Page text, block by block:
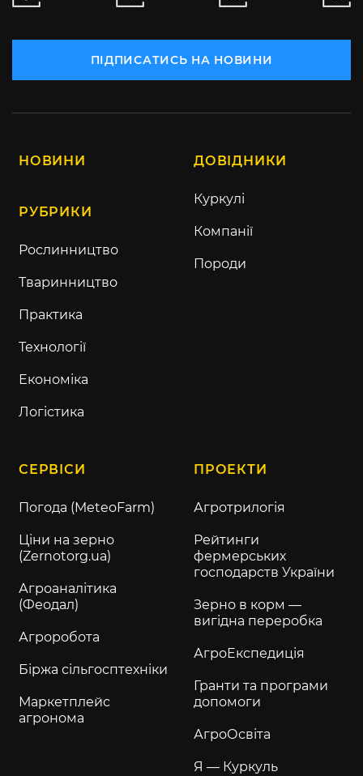
ПІДПИСАТИСЬ НА НОВИНИ
НОВИНИ
РУБРИКИ
Рослинництво
Тваринництво
Практика
Технології
Економіка
Логістика
ДОВІДНИКИ
Куркулі
Компанії
Породи
СЕРВІСИ
Погода (MeteoFarm)
Ціни на зерно
(Zernotorg.ua)
Агроаналітика
(Феодал)
Агроробота
Біржа сільгосптехніки
Маркетплейс
агронома
ПРОЕКТИ
Агротрилогія
Рейтинги
фермерських
господарств України
Зерно в корм —
вигідна переробка
АгроЕкспедиція
Гранти та програми
допомоги
АгроОсвіта
Я — Куркуль